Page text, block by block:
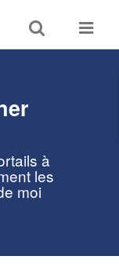
Toggle
search
Toggle
à
les
moi